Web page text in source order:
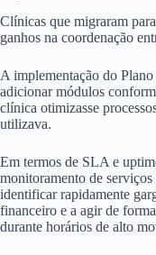
Clínicas que migraram
ganhos na coordenação
A implementação do
adicionar módulos
clínica otimizasse
utilizava.
Em termos de SLA e
monitoramento de
identificar rapidamente
financeiro e a agir de
durante horários de alto